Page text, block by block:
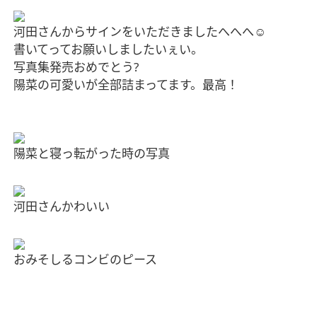
河田さんからサインをいただきましたへへへ☺️
書いてってお願いしましたいぇい。
写真集発売おめでとう?
陽菜の可愛いが全部詰まってます。最高！
陽菜と寝っ転がった時の写真
河田さんかわいい
おみそしるコンビのピース